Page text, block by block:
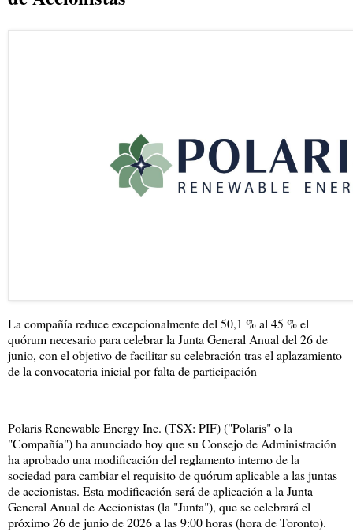
La compañía reduce excepcionalmente del 50,1 % al 45 % el
quórum necesario para celebrar la Junta General Anual del 26 de
junio, con el objetivo de facilitar su celebración tras el aplazamiento
de la convocatoria inicial por falta de participación
Polaris Renewable Energy Inc. (TSX: PIF) ("Polaris" o la
"Compañía") ha anunciado hoy que su Consejo de Administración
ha aprobado una modificación del reglamento interno de la
sociedad para cambiar el requisito de quórum aplicable a las juntas
de accionistas. Esta modificación será de aplicación a la Junta
General Anual de Accionistas (la "Junta"), que se celebrará el
próximo 26 de junio de 2026 a las 9:00 horas (hora de Toronto).